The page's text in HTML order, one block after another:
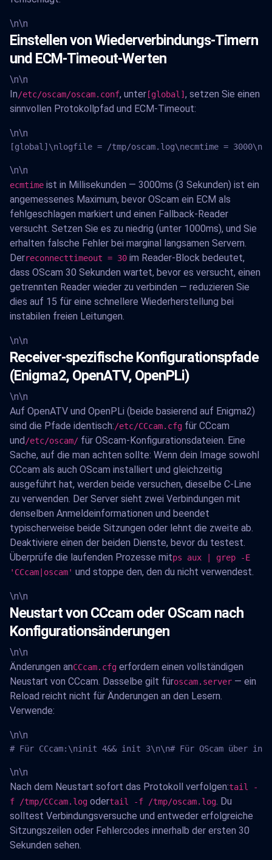
\n\n
Einstellen von Wiederverbindungs-Timern
und ECM-Timeout-Werten
\n\n
In/etc/oscam/oscam.conf, unter [global] , setzen Sie einen
sinnvollen Protokollpfad und ECM-Timeout:
\n\n
[global]\nlogfile = /tmp/oscam.log\necmtime =
\n\n
ecmtime ist in Millisekunden — 3000ms (3 Sekunden) ist ein
angemessenes Maximum, bevor OScam ein ECM als
fehlgeschlagen markiert und einen Fallback-Reader
versucht. Setzen Sie es zu niedrig (unter 1000ms), und Sie
erhalten falsche Fehler bei marginal langsamen Servern.
Derreconnecttimeout = 30 im Reader-Block bedeutet,
dass OScam 30 Sekunden wartet, bevor es versucht, einen
getrennten Reader wieder zu verbinden — reduzieren Sie
dies auf 15 für eine schnellere Wiederherstellung bei
instabilen freien Leitungen.
\n\n
Receiver-spezifische Konfigurationspfade
(Enigma2, OpenATV, OpenPLi)
\n\n
Auf OpenATV und OpenPLi (beide basierend auf Enigma2)
sind die Pfade identisch:/etc/CCcam.cfg für CCcam
und/etc/oscam/ für OScam-Konfigurationsdateien. Eine
Sache, auf die man achten sollte: Wenn dein Image sowohl
CCcam als auch OScam installiert und gleichzeitig
ausgeführt hat, werden beide versuchen, dieselbe C-Line
zu verwenden. Der Server sieht zwei Verbindungen mit
denselben Anmeldeinformationen und beendet
typischerweise beide Sitzungen oder lehnt die zweite ab.
Deaktiviere einen der beiden Dienste, bevor du testest.
Überprüfe die laufenden Prozesse mitps aux | grep -E
'CCcam|oscam' und stoppe den, den du nicht verwendest.
\n\n
Neustart von CCcam oder OScam nach
Konfigurationsänderungen
\n\n
Änderungen anCCcam.cfg erfordern einen vollständigen
Neustart von CCcam. Dasselbe gilt füroscam.server — ein
Reload reicht nicht für Änderungen an den Lesern.
Verwende:
\n\n
# Für CCcam:\ninit 4&& init 3\n\n# Für OScam über
\n\n
Nach dem Neustart sofort das Protokoll verfolgen:tail -
f /tmp/CCcam.log odertail -f /tmp/oscam.log . Du
solltest Verbindungsversuche und entweder erfolgreiche
Sitzungszeilen oder Fehlercodes innerhalb der ersten 30
Sekunden sehen.